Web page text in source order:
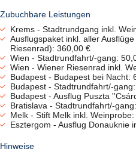
Getränkepaket:Hauswein, Bier
Softdrinks, Säfte, Kaffee/Tee und
glasweisen Ausschank von 09:00
Zubuchbare Leistungen
Krems - Stadtrundgang inkl.
Ausflugspaket inkl. aller
Riesenrad): 360,00 €
Wien - Stadtrundfahrt/-gang:
Wien - Wiener Riesenrad inkl.
Budapest - Budapest bei Nacht:
Budapest - Stadtrundfahrt/-
Budapest - Ausflug Puszta
Bratislava - Stadtrundfahrt/-
Melk - Stift Melk inkl.
Esztergom - Ausflug Donauknie
Hinweise